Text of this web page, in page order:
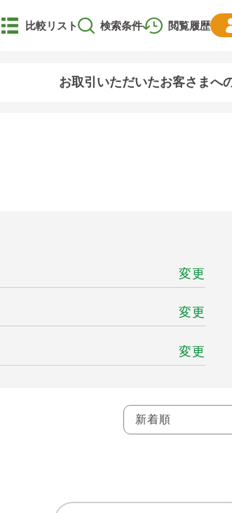
閲覧履歴
比較リスト 検索条件
お取引いただいたお客さまへ
変更
変更
変更